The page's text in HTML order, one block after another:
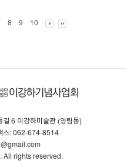
8 9 10
6 이강하미술관 (양림동)
스: 062-674-8514
All rights reserved.